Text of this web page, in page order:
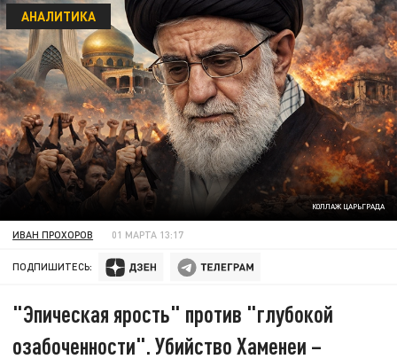
КОЛЛАЖ ЦАРЬГРАДА
АНАЛИТИКА
ИВАН ПРОХОРОВ 01 МАРТА 13:17
ПОДПИШИТЕСЬ:
"Эпическая ярость" против "глубокой
озабоченности". Убийство Хаменеи –